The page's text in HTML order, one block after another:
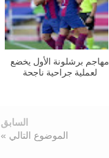
مهاجم برشلونة الأول يخضع
لعملية جراحية ناجحة
السابق
الموضوع التالي »